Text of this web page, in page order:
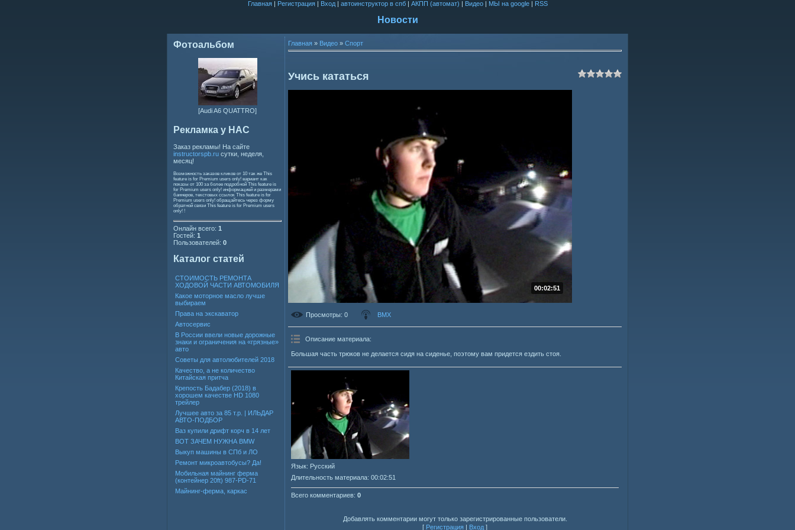
Главная| Регистрация| Вход| автоинструктор в спб| АКПП (автомат) | Видео| МЫ на google| RSS
Новости
Фотоальбом
[Audi A6 QUATTRO]
Рекламка у НАС
Заказ рекламы! На сайте
instructorspb.ru сутки, неделя,
месяц!
Возможность заказов кликов от 10 так же This
feature is for Premium users only! вариант как
показы от 100 за более подробной This feature is
for Premium users only! информацией и размерами
баннеров, текстовых ссылок This feature is for
Premium users only! обращайтесь через форму
обратной связи This feature is for Premium users
only! !
Онлайн всего: 1
Гостей: 1
Пользователей: 0
Каталог статей
СТОИМОСТЬ РЕМОНТА
ХОДОВОЙ ЧАСТИ АВТОМОБИЛЯ
Какое моторное масло лучше
выбираем
Права на экскаватор
Автосервис
В России ввели новые дорожные
знаки и ограничения на «грязные»
авто
Советы для автолюбителей 2018
Качество, а не количество
Китайская притча
Крепость Бадабер (2018) в
хорошем качестве HD 1080
трейлер
Лучшее авто за 85 т.р. | ИЛЬДАР
АВТО-ПОДБОР
Ваз купили дрифт корч в 14 лет
ВОТ ЗАЧЕМ НУЖНА BMW
Выкуп машины в СПб и ЛО
Ремонт микроавтобусы? Да!
Мобильная майнинг ферма
(контейнер 20ft) 987-PD-71
Майнинг-ферма, каркас
Главная » Видео » Спорт
Учись кататься
00:02:51
Просмотры: 0 BMX
Описание материала:
Большая часть трюков не делается сидя на сиденье, поэтому вам придется ездить стоя.
Язык: Русский
Длительность материала: 00:02:51
Всего комментариев: 0
Добавлять комментарии могут только зарегистрированные пользователи.
[ Регистрация | Вход ]